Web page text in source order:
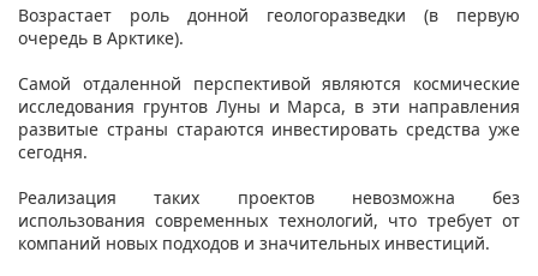
Возрастает роль донной геологоразведки (в первую
очередь в Арктике).
Самой отдаленной перспективой являются космические
исследования грунтов Луны и Марса, в эти направления
развитые страны стараются инвестировать средства уже
сегодня.
Реализация таких проектов невозможна без
использования современных технологий, что требует от
компаний новых подходов и значительных инвестиций.